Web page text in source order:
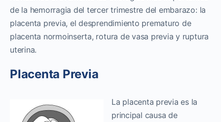
de la hemorragia del tercer trimestre del embarazo: la
placenta previa, el desprendimiento prematuro de
placenta normoinserta, rotura de vasa previa y ruptura
uterina.
Placenta Previa
La placenta previa es la
principal causa de